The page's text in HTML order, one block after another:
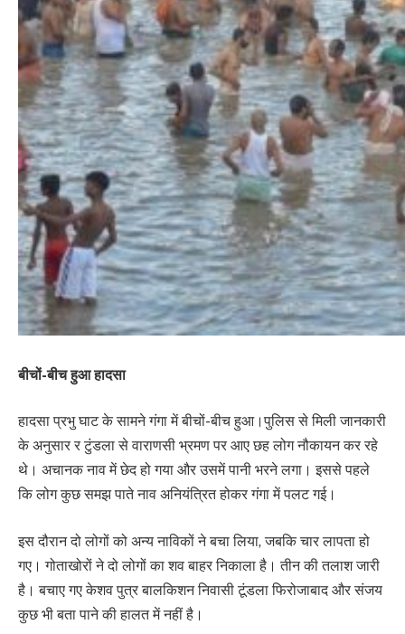
बीचों-बीच हुआ हादसा
हादसा प्रभु घाट के सामने गंगा में बीचों-बीच हुआ।पुलिस से मिली जानकारी
के अनुसार र टुंडला से वाराणसी भ्रमण पर आए छह लोग नौकायन कर रहे
थे। अचानक नाव में छेद हो गया और उसमें पानी भरने लगा। इससे पहले
कि लोग कुछ समझ पाते नाव अनियंत्रित होकर गंगा में पलट गई।
इस दौरान दो लोगों को अन्य नाविकों ने बचा लिया, जबकि चार लापता हो
गए। गोताखोरों ने दो लोगों का शव बाहर निकाला है। तीन की तलाश जारी
है। बचाए गए केशव पुत्र बालकिशन निवासी टूंडला फिरोजाबाद और संजय
कुछ भी बता पाने की हालत में नहीं है।